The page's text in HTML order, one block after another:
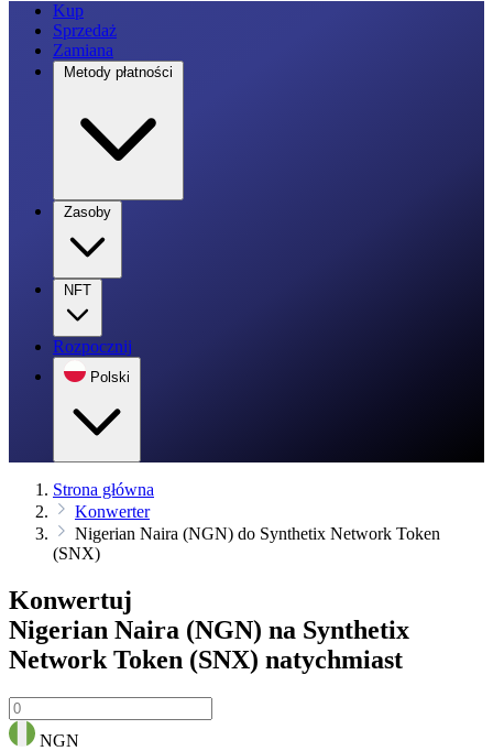
Kup
Sprzedaż
Zamiana
Metody płatności
Zasoby
NFT
Rozpocznij
Polski
Strona główna
Konwerter
Nigerian Naira (NGN) do Synthetix Network Token
(SNX)
Konwertuj
Nigerian Naira (NGN) na Synthetix
Network Token (SNX) natychmiast
NGN